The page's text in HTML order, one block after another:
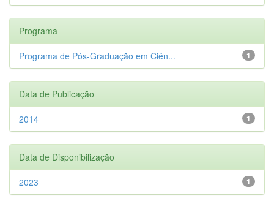
Programa
1
Programa de Pós-Graduação em Ciên...
Data de Publicação
1
2014
Data de Disponibilização
1
2023